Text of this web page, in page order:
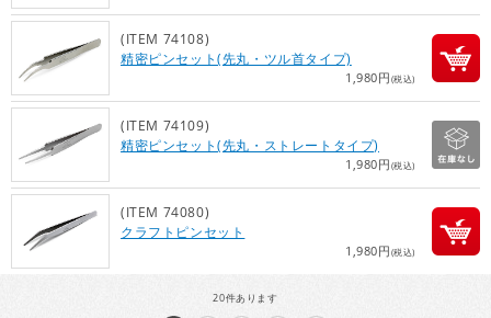
(ITEM 74108)
精密ピンセット(先丸・ツル首タイプ)
1,980円(税込)
(ITEM 74109)
精密ピンセット(先丸・ストレートタイプ)
1,980円(税込)
(ITEM 74080)
クラフトピンセット
1,980円(税込)
20件あります